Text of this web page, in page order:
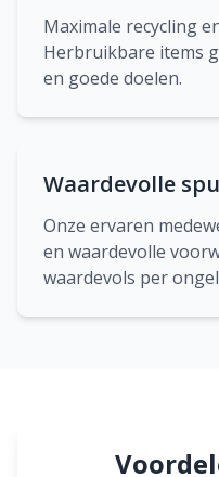
Maximale recycling
Herbruikbare items
en goede doelen.
Waardevolle
Onze ervaren
en waardevolle
waardevols per